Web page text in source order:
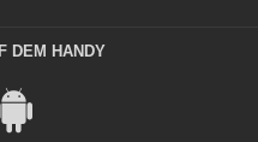
DEM HANDY